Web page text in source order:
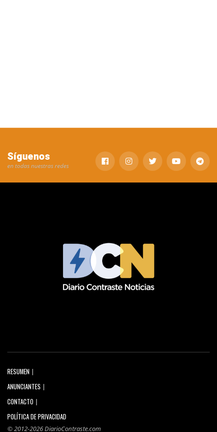
Síguenos
en todas nuestras redes
RESUMEN
ANUNCIANTES
CONTACTO
POLÍTICA DE PRIVACIDAD
© 2012-2026 DiarioContraste.com